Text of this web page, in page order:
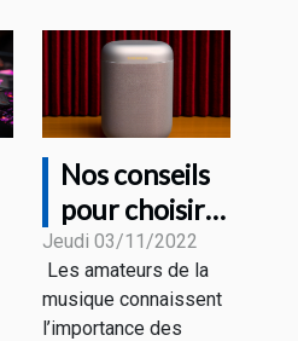
Nos conseils
pour choisir
une bonne
enceinte
Bluetooth
Jeudi 03/11/2022
Les amateurs de la
musique connaissent
l’importance des